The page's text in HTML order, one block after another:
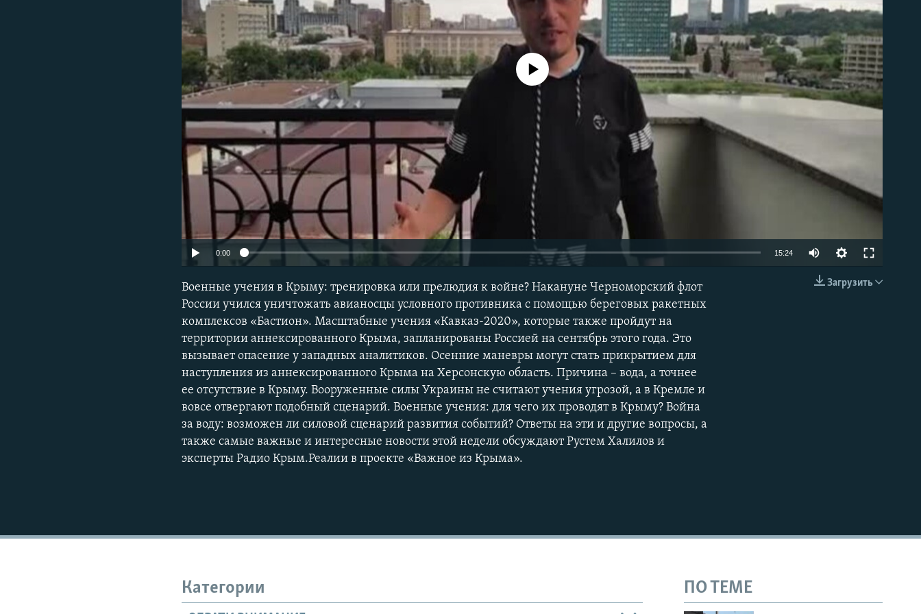
EMBED
Auto 240p 360p
No media source currently available
0:00 15:24
240p
Загрузить
Военные учения в Крыму: тренировка или прелюдия к войне? Накануне Черноморский флот
России учился уничтожать авианосцы условного противника с помощью береговых ракетных
комплексов «Бастион». Масштабные учения «Кавказ-2020», которые также пройдут на
территории аннексированного Крыма, запланированы Россией на сентябрь этого года. Это
вызывает опасение у западных аналитиков. Осенние маневры могут стать прикрытием для
наступления из аннексированного Крыма на Херсонскую область. Причина – вода, а точнее
ее отсутствие в Крыму. Вооруженные силы Украины не считают учения угрозой, а в Кремле и
вовсе отвергают подобный сценарий. Военные учения: для чего их проводят в Крыму? Война
за воду: возможен ли силовой сценарий развития событий? Ответы на эти и другие вопросы, а
также самые важные и интересные новости этой недели обсуждают Рустем Халилов и
эксперты Радио Крым.Реалии в проекте «Важное из Крыма».
ПО ТЕМЕ
Категории